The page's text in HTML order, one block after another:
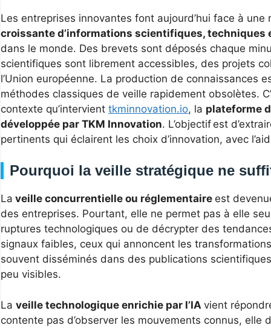
Les entreprises innovantes font aujourd’hui face à une
croissante d’informations scientifiques, techniques
dans le monde. Des brevets sont déposés chaque
scientifiques sont librement accessibles, des projets
l’Union européenne. La production de connaissances
méthodes classiques de veille rapidement obsolètes.
contexte qu’intervient tkminnovation.io, la plateforme
développée par TKM Innovation. L’objectif est
pertinents qui éclairent les choix d’innovation, avec
Pourquoi la veille stratégique ne
La veille concurrentielle ou réglementaire est
des entreprises. Pourtant, elle ne permet pas à elle
ruptures technologiques ou de décrypter des
signaux faibles, ceux qui annoncent les
souvent disséminés dans des publications
peu visibles.
La veille technologique enrichie par l’IA vient
contente pas d’observer les mouvements connus, elle